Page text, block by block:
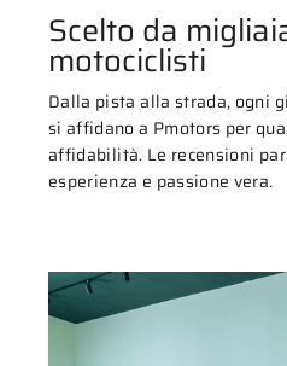
Scelto da
motociclisti
Dalla pista alla strada, ogni
si affidano a Pmotors per
affidabilità. Le recensioni
esperienza e passione vera.